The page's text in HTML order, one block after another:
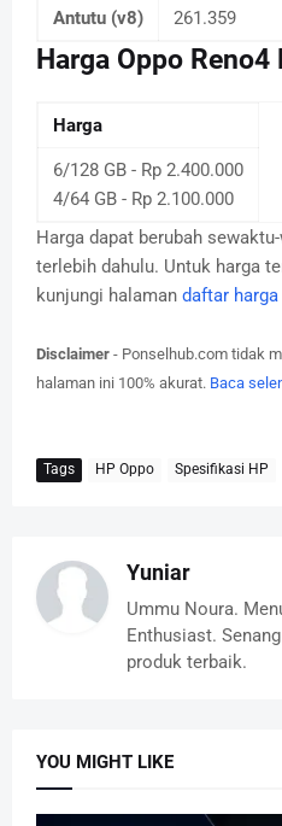
Antutu (v8) 261.359
Harga Oppo Reno4
Harga
6/128 GB - Rp 2.400.000
4/64 GB - Rp 2.100.000
Harga dapat berubah
terlebih dahulu. Untuk harga
kunjungi halaman daftar
Disclaimer - Ponselhub.com tidak
halaman ini 100% akurat. Baca
Tags HP Oppo Spesifikasi HP
Yuniar
Ummu Noura.
Enthusiast.
produk terbaik.
YOU MIGHT LIKE